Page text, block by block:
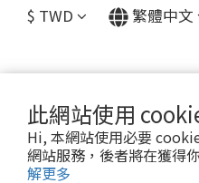
此網站使用
Hi, 本網站使用必要
網站服務，後者將在獲得
解更多
$ TWD 繁體中文
提醒您，我們不會以電話或
Copyright© [2023 宏羚股份有限